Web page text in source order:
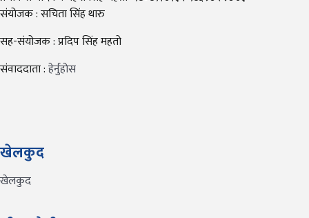
संयोजक : सचिता सिंह थारु
सह-संयोजक : प्रदिप सिंह महतो
संवाददाता :हेर्नुहोस
खेलकुद
खेलकुद